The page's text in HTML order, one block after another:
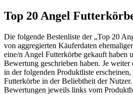
Top 20 Angel
Die folgende Bestenliste der „Top 20
von aggregierten Käuferdaten
eine/n Angel Futterkörbe gekauft haben
Bewertung geschrieben haben. Je
in der folgenden Produktliste erscheinen,
Futterkörbe in der Beliebtheit der Nutzer.
Bewertungen jeweils links vom